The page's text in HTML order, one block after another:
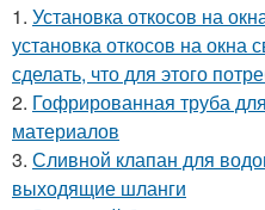
1. Установка откосов на
установка откосов на окна
сделать, что для этого
2. Гофрированная труба
материалов
3. Сливной клапан для
выходящие шланги